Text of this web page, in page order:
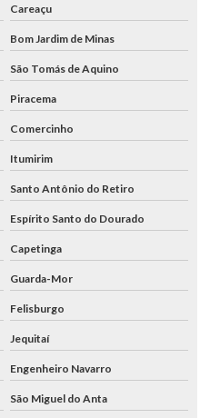
Careaçu
Bom Jardim de Minas
São Tomás de Aquino
Piracema
Comercinho
Itumirim
Santo Antônio do Retiro
Espírito Santo do Dourado
Capetinga
Guarda-Mor
Felisburgo
Jequitaí
Engenheiro Navarro
São Miguel do Anta